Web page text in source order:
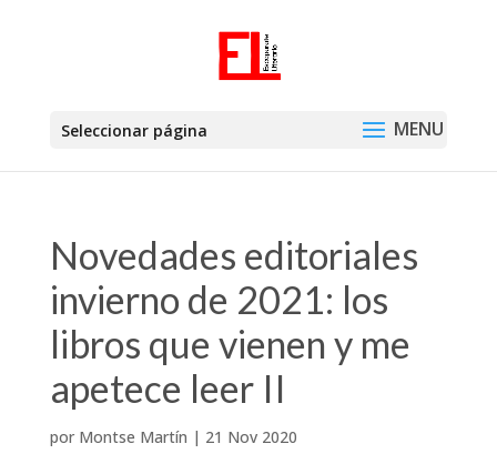
Seleccionar página
Novedades editoriales
invierno de 2021: los
libros que vienen y me
apetece leer II
por Montse Martín | 21 Nov 2020